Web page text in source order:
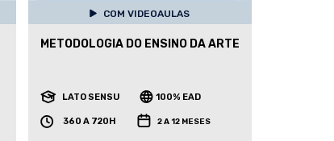
COM VIDEOAULAS
METODOLOGIA DO ENSINO DA ARTE
LATO SENSU 100% EAD
360 A 720H 2 A 12 MESES